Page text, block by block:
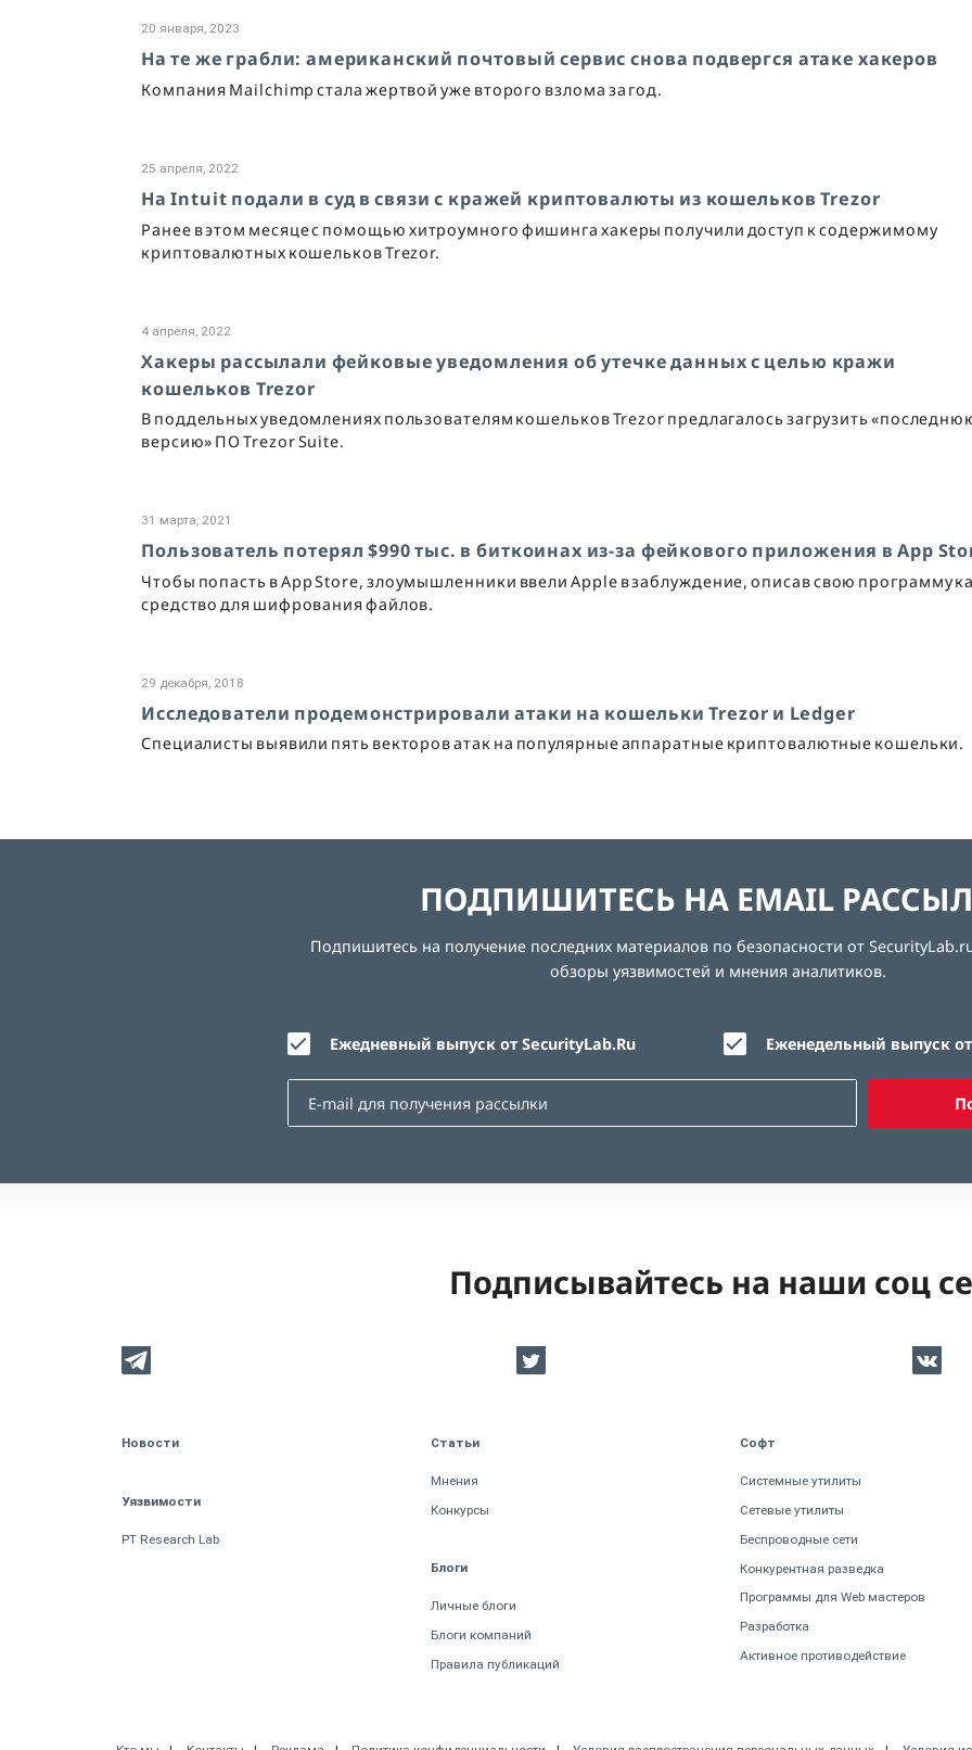
20 января, 2023
На те же грабли: американский почтовый сервис снова подвергся атаке хакеров
Компания Mailchimp стала жертвой уже второго взлома за год.
25 апреля, 2022
На Intuit подали в суд в связи с кражей криптовалюты из кошельков Trezor
Ранее в этом месяце с помощью хитроумного фишинга хакеры получили доступ к содержимому
криптовалютных кошельков Trezor.
4 апреля, 2022
Хакеры рассылали фейковые уведомления об утечке данных с целью кражи
кошельков Trezor
В поддельных уведомлениях пользователям кошельков Trezor предлагалось загрузить
версию» ПО Trezor Suite.
31 марта, 2021
Пользователь потерял $990 тыс. в биткоинах из-за фейкового приложения в App
Чтобы попасть в App Store, злоумышленники ввели Apple в заблуждение, описав свою программу
средство для шифрования файлов.
29 декабря, 2018
Исследователи продемонстрировали атаки на кошельки Trezor и Ledger
Специалисты выявили пять векторов атак на популярные аппаратные криптовалютные кошельки.
ПОДПИШИТЕСЬ НА EMAIL
Подпишитесь на получение последних материалов по безопасности от
обзоры уязвимостей и мнения аналитиков.
Ежедневный выпуск от SecurityLab.Ru Еженедельный выпуск
Подписывайтесь на наши соц
Новости
Уязвимости
PT Research Lab
Статьи
Мнения
Конкурсы
Блоги
Личные блоги
Блоги компаний
Правила публикаций
Софт
Системные утилиты
Сетевые утилиты
Беспроводные сети
Конкурентная разведка
Программы для Web мастеров
Разработка
Активное противодействие